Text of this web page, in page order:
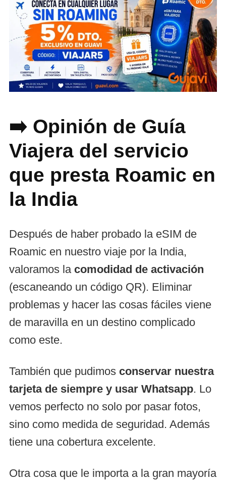
➡️ Opinión de Guía
Viajera del servicio
que presta Roamic en
la India
Después de haber probado la eSIM de
Roamic en nuestro viaje por la India,
valoramos la comodidad de activación
(escaneando un código QR). Eliminar
problemas y hacer las cosas fáciles viene
de maravilla en un destino complicado
como este.
También que pudimos conservar nuestra
tarjeta de siempre y usar Whatsapp. Lo
vemos perfecto no solo por pasar fotos,
sino como medida de seguridad. Además
tiene una cobertura excelente.
Otra cosa que le importa a la gran mayoría